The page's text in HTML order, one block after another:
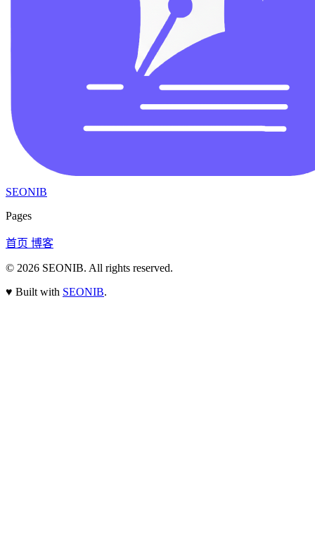
SEONIB
Pages
首页 博客
© 2026 SEONIB. All rights reserved.
♥ Built with SEONIB.